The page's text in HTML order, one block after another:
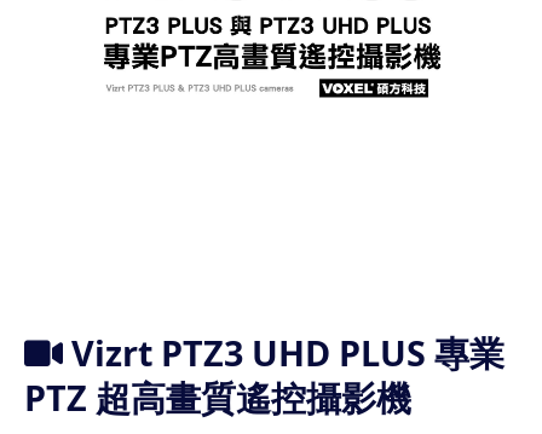
Vizrt PTZ3 UHD PLUS 專業
PTZ 超高畫質遙控攝影機